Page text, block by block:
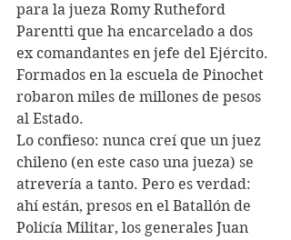
para la jueza Romy Rutheford
Parentti que ha encarcelado a dos
ex comandantes en jefe del Ejército.
Formados en la escuela de Pinochet
robaron miles de millones de pesos
al Estado.
Lo confieso: nunca creí que un juez
chileno (en este caso una jueza) se
atrevería a tanto. Pero es verdad:
ahí están, presos en el Batallón de
Policía Militar, los generales Juan